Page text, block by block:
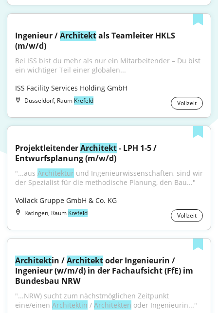
Ingenieur / Architekt als Teamleiter HKLS
(m/w/d)
Bei ISS bist du mehr als nur ein Mitarbeitender – Du bist
ein wichtiger Teil einer globalen...
ISS Facility Services Holding GmbH
Düsseldorf, Raum Krefeld Vollzeit
Projektleitender Architekt - LPH 1-5 /
Entwurfsplanung (m/w/d)
"...aus Architektur und Ingenieurwissenschaften, sind wir
der Spezialist für die methodische Planung, den Bau..."
Vollack Gruppe GmbH & Co. KG
Ratingen, Raum Krefeld Vollzeit
Architektin / Architekt oder Ingenieurin /
Ingenieur (w/m/d) in der Fachaufsicht (FfE) im
Bundesbau NRW
"...NRW) sucht zum nächst­möglichen Zeitpunkt
eine/einen Architektin / Architekten oder Ingenieurin..."